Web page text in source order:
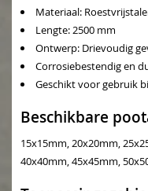
Materiaal:
Lengte: 2500 mm
Ontwerp: Drievoudig
Corrosiebestendig en
Geschikt voor gebruik
Beschikbare
15x15mm, 20x20mm,
40x40mm, 45x45mm,